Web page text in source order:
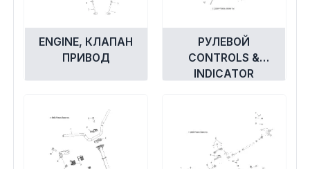
ENGINE, КЛАПАН
ПРИВОД
РУЛЕВОЙ
CONTROLS &
INDICATOR